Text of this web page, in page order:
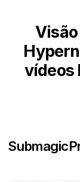
vídeos
Submagic